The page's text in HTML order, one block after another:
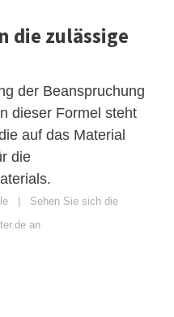
die zulässige
der Beanspruchung
dieser Formel steht
auf das Material
die
Sehen Sie sich die
an